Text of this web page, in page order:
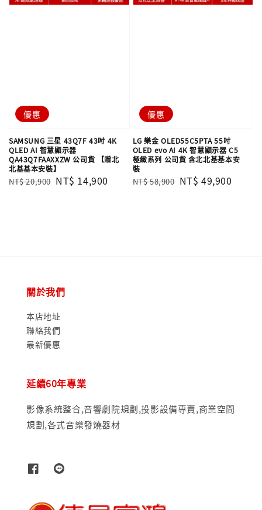
優惠
SAMSUNG 三星 43Q7F 43吋 4K
QLED AI 智慧顯示器
QA43Q7FAAXXZW 公司貨 【贈北
北基基本安裝】
Regular
NT$ 20,900 Sale
NT$ 14,900
優惠
LG 樂金 OLED55C5PTA 55吋
OLED evo AI 4K 智慧顯示器 C5
極緻系列 公司貨 含北北基基本安
裝
Regular
NT$ 58,900 Sale
NT$ 49,900
關於我們
本店地址
聯絡我們
最新優惠
延續60年專業
影像系統整合,音響劇院規劃,投影設備專賣,商業空間
規劃,各式音樂發燒器材